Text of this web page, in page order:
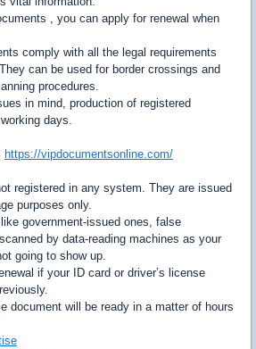
, you can apply for renewal when
comply with all the legal requirements
can be used for border crossings and
procedures.
in mind, production of registered
days.
https://vipdocumentsonline.com/
registered in any system. They are issued
purposes only.
government-issued ones, false
by data-reading machines as your
going to show up.
if your ID card or driver’s license
document will be ready in a matter of hours